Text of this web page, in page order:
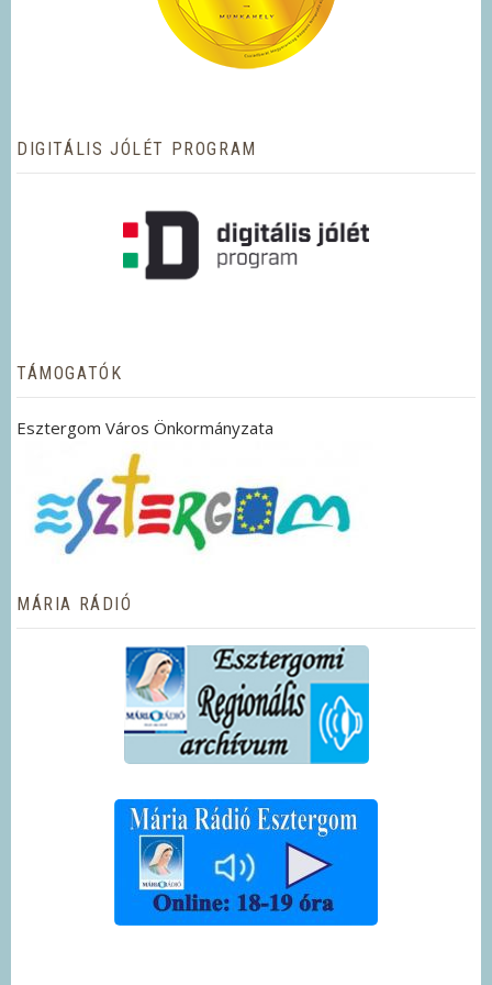
DIGITÁLIS JÓLÉT PROGRAM
TÁMOGATÓK
Esztergom Város Önkormányzata
MÁRIA RÁDIÓ